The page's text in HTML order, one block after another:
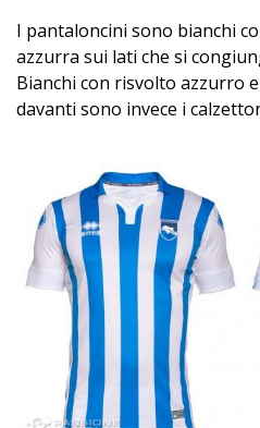
I pantaloncini sono bianchi
azzurra sui lati che si
Bianchi con risvolto azzurro
davanti sono invece i